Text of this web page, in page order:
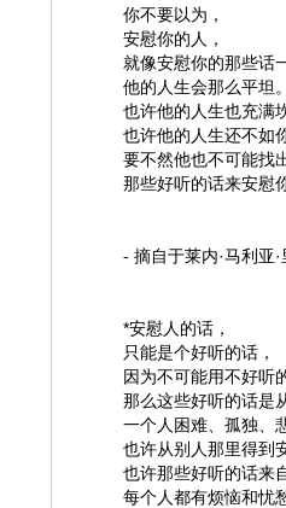
你不要以为，
安慰你的人，
就像安慰你的那些话
他的人生会那么平坦。
也许他的人生也充满
也许他的人生还不如
要不然他也不可能找
那些好听的话来安慰
- 摘自于莱内·马利亚
*安慰人的话，
只能是个好听的话，
因为不可能用不好听
那么这些好听的话是
一个人困难、孤独、
也许从别人那里得到
也许那些好听的话来
每个人都有烦恼和忧